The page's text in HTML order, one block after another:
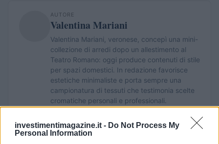
investimentimagazine.it - Do Not Process My
Personal Information
AUTORE
Valentina Mariani
Valentina Mariani, veronese, concepì una mini-
collezione di arredi dopo un allestimento al
Teatro Romano: oggi produce contenuti di stile
per spazi domestici. In redazione favorisce
estetiche minimaliste e porta sempre una
campionatura di tessuti che testimonia scelte
cromatiche personali e professionali.